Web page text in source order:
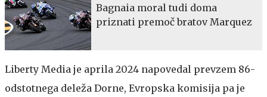
Bagnaia moral tudi doma
priznati premoč bratov Marquez
Liberty Media je aprila 2024 napovedal prevzem 86-
odstotnega deleža Dorne, Evropska komisija pa je